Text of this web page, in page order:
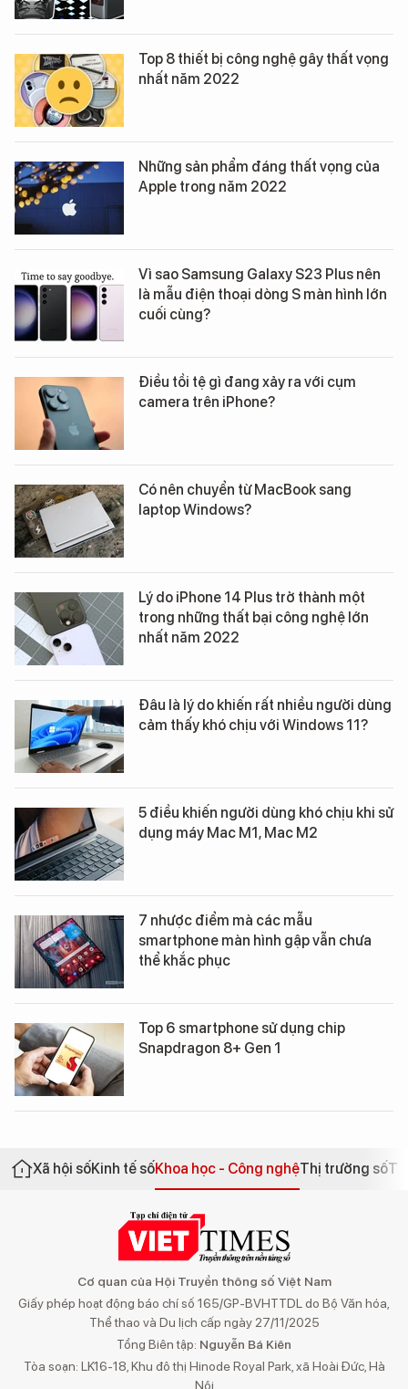
Top 8 thiết bị công nghệ gây thất vọng
nhất năm 2022
Những sản phẩm đáng thất vọng của
Apple trong năm 2022
Vì sao Samsung Galaxy S23 Plus nên
là mẫu điện thoại dòng S màn hình lớn
cuối cùng?
Điều tồi tệ gì đang xảy ra với cụm
camera trên iPhone?
Có nên chuyển từ MacBook sang
laptop Windows?
Lý do iPhone 14 Plus trở thành một
trong những thất bại công nghệ lớn
nhất năm 2022
Đâu là lý do khiến rất nhiều người dùng
cảm thấy khó chịu với Windows 11?
5 điều khiến người dùng khó chịu khi sử
dụng máy Mac M1, Mac M2
7 nhược điểm mà các mẫu
smartphone màn hình gập vẫn chưa
thể khắc phục
Top 6 smartphone sử dụng chip
Snapdragon 8+ Gen 1
Xã hội sốKinh tế sốKhoa học - Công nghệThị trường số
Cơ quan của Hội Truyền thông số Việt Nam
Giấy phép hoạt động báo chí số 165/GP-BVHTTDL do Bộ Văn hóa,
Thể thao và Du lịch cấp ngày 27/11/2025
Tổng Biên tập: Nguyễn Bá Kiên
Tòa soạn: LK16-18, Khu đô thị Hinode Royal Park, xã Hoài Đức, Hà
Nội